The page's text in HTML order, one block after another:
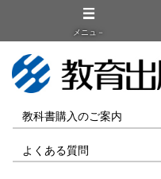
メニュ－
教科書購入のご案内
よくある質問